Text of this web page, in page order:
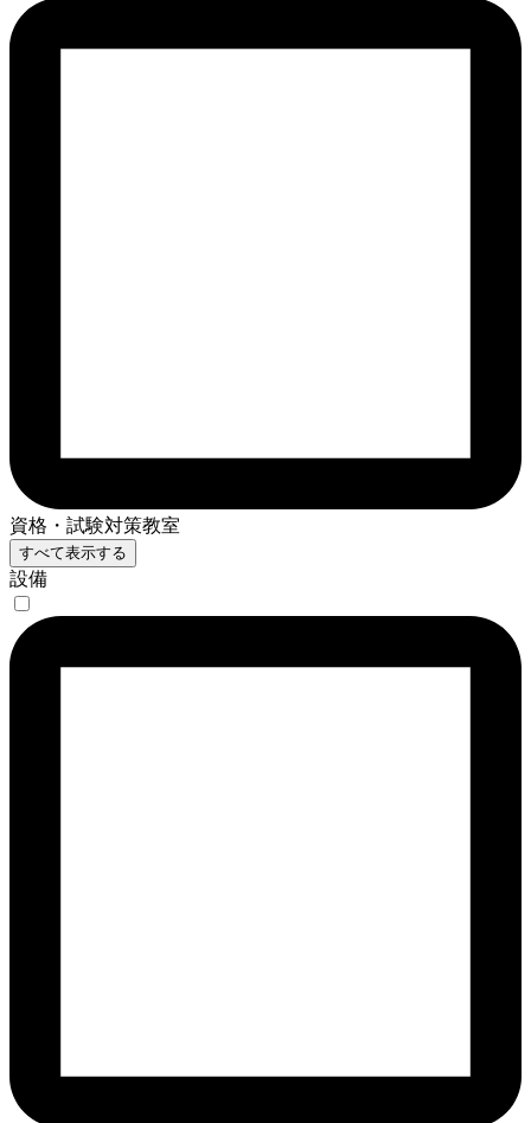
資格・試験対策教室
すべて表示する
設備